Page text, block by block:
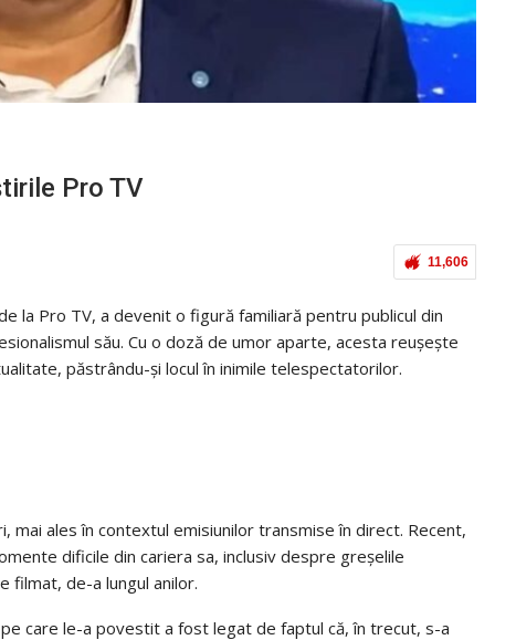
Pro TV
11,606
la Pro TV, a devenit o figură familiară pentru publicul din
său. Cu o doză de umor aparte, acesta reușește
păstrându-și locul în inimile telespectatorilor.
mai ales în contextul emisiunilor transmise în direct. Recent,
dificile din cariera sa, inclusiv despre greșelile
filmat, de-a lungul anilor.
care le-a povestit a fost legat de faptul că, în trecut, s-a